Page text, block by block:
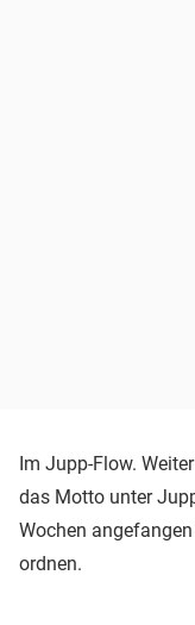
Im Jupp-Flow.
das Motto unter
Wochen
ordnen.